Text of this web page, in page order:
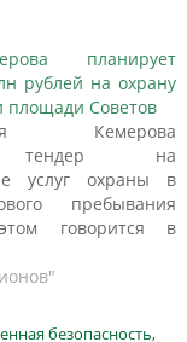
планирует
рублей на охрану
площади Советов
Кемерова
тендер на
услуг охраны в
пребывания
говорится в
госзакупок, с
необходимо
безопасность,